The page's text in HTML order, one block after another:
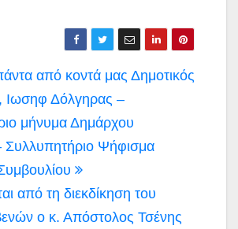
από κοντά μας Δημοτικός
Ιωσηφ Δόλγηρας –
μήνυμα Δημάρχου
Συλλυπητήριο Ψήφισμα
από τη διεκδίκηση του
ο κ. Απόστολος Τσένης